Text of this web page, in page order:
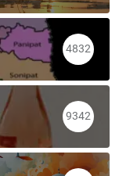
4832
9342